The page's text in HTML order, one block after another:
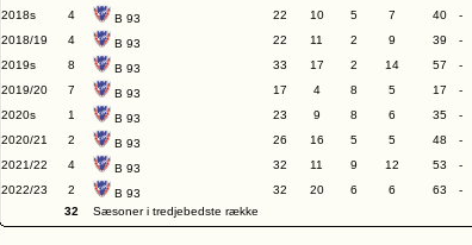
2018s
4 B 93 22 10 5 7 40 -
2018/19
4 B 93 22 11 2 9 39 -
2019s
8 B 93 33 17 2 14 57 -
2019/20
7 B 93 17 4 8 5 17 -
2020s
1 B 93 23 9 8 6 35 -
2020/21
2 B 93 26 16 5 5 48 -
2021/22
4 B 93 32 11 9 12 53 -
2022/23
2 B 93 32 20 6 6 63 -
32
Sæsoner i tredjebedste række